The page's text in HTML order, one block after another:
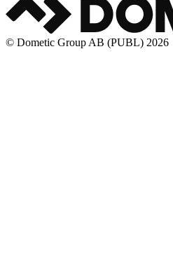
© Dometic Group AB (PUBL) 2026